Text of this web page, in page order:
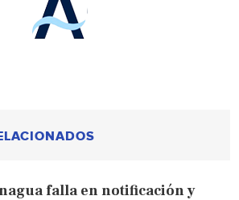
falla en notificación y